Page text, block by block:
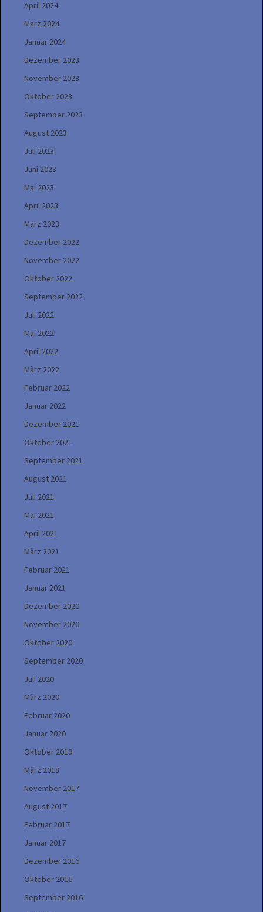
April 2024
März 2024
Januar 2024
Dezember 2023
November 2023
Oktober 2023
September 2023
August 2023
Juli 2023
Juni 2023
Mai 2023
April 2023
März 2023
Dezember 2022
November 2022
Oktober 2022
September 2022
Juli 2022
Mai 2022
April 2022
März 2022
Februar 2022
Januar 2022
Dezember 2021
Oktober 2021
September 2021
August 2021
Juli 2021
Mai 2021
April 2021
März 2021
Februar 2021
Januar 2021
Dezember 2020
November 2020
Oktober 2020
September 2020
Juli 2020
März 2020
Februar 2020
Januar 2020
Oktober 2019
März 2018
November 2017
August 2017
Februar 2017
Januar 2017
Dezember 2016
Oktober 2016
September 2016